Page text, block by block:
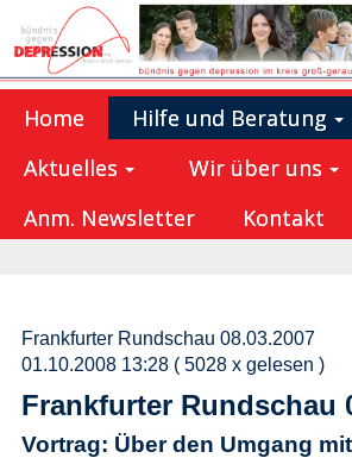
Home
Hilfe und Beratung
Aktuelles
Wir über uns
Anm. Newsletter
Kontakt
Frankfurter Rundschau 08.03.2007
01.10.2008 13:28 ( 5028 x gelesen )
Frankfurter Rundschau
Vortrag: Über den Umgang